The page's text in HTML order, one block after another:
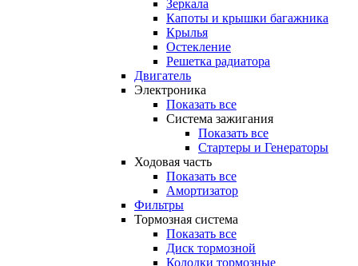
Зеркала
Капоты и крышки багажника
Крылья
Остекление
Решетка радиатора
Двигатель
Электроника
Показать все
Система зажигания
Показать все
Стартеры и Генераторы
Ходовая часть
Показать все
Амортизатор
Фильтры
Тормозная система
Показать все
Диск тормозной
Колодки тормозные